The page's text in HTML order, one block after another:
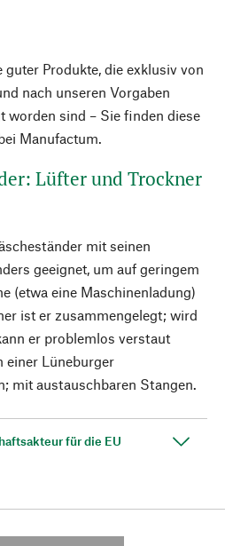
guter Produkte, die exklusiv von
nach unseren Vorgaben
worden sind – Sie finden diese
Manufactum.
Lüfter und Trockner
mit seinen
geeignet, um auf geringem
(etwa eine Maschinenladung)
ist er zusammengelegt; wird
er problemlos verstaut
einer Lüneburger
mit austauschbaren Stangen.
für die EU